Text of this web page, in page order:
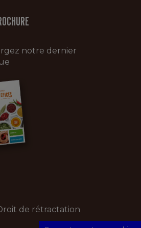
notre dernier
de rétractation